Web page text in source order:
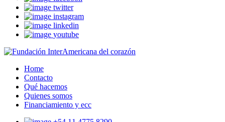
twitter
instagram
linkedin
youtube
Home
Contacto
Qué hacemos
Quienes somos
Financiamiento y ecc